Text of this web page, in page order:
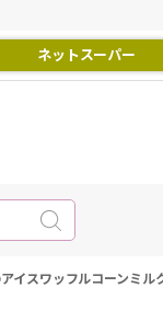
ネットスーパー
イスワッフルコーンミル